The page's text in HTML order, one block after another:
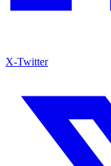
X-Twitter